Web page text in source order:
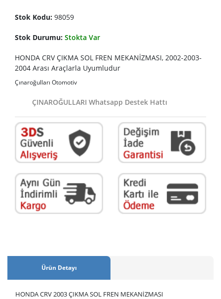
Stok Kodu: 98059
Stok Durumu: Stokta Var
HONDA CRV ÇIKMA SOL FREN MEKANİZMASI, 2002-2003-
2004 Arası Araçlarla Uyumludur
Çınaroğulları Otomotiv
ÇINAROĞULLARI Whatsapp Destek Hattı
Ürün Detayı
HONDA CRV 2003 ÇIKMA SOL FREN MEKANİZMASI